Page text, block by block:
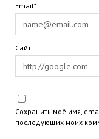
Email*
Сайт
Сохранить моё имя,
последующих моих